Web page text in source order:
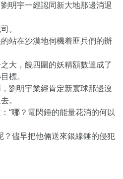
明宇一經認同新大地那邊消退
。
站在沙漠地伺機着匪兵們的辦
大，饒四圍的妖精額數達成了
標。
劉明宇業經肯定新寰球那邊沒
。
“哪？電閃錘的能量花消的何以
？儘早把他倆送來銀線錘的侵犯